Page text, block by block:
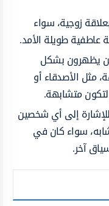
زوجية، سواء
عاطفية طويلة الأمد.
يظهرون بشكل
مثل الأصدقاء أو
متشابهة.
إلى أي شخصين
سواء كان في
آخر.